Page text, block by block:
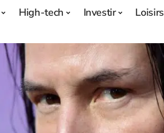
High-tech Investir Loisirs